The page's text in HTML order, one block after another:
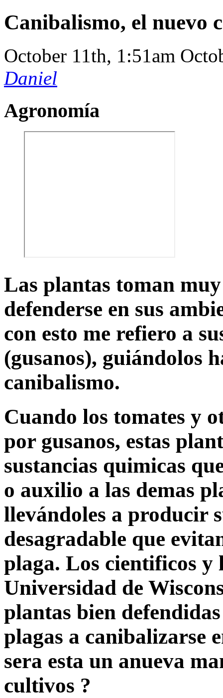
Canibalismo, el nuevo
October 11th, 1:51am
Daniel
Agronomía
Las plantas toman
defenderse en sus
con esto me refiero a
(gusanos), guiándolos
canibalismo.
Cuando los tomates y
por gusanos, estas
sustancias quimicas
o auxilio a las demas
llevándoles a producir
desagradable que
plaga. Los cientificos y
Universidad de
plantas bien
plagas a canibalizarse
sera esta un anueva
cultivos ?